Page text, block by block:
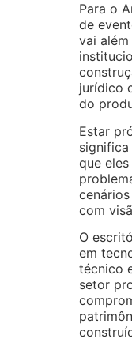
Para o
de
vai
jurídico
do
Estar
que
com
O
em
técnico
setor